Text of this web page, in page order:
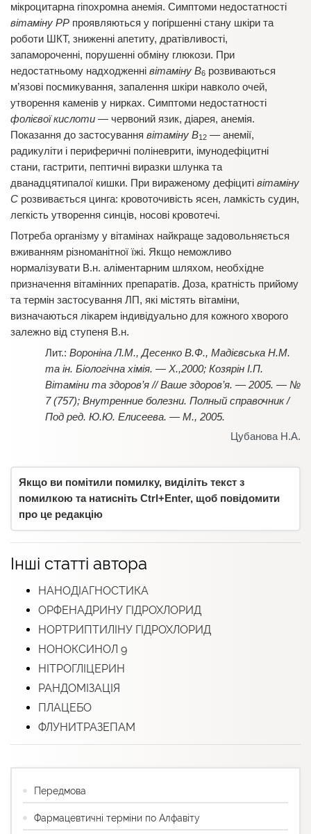
мікроцитарна гіпохромна анемія. Симптоми недостатності
вітаміну РР проявляються у погіршенні стану шкіри та
роботи ШКТ, зниженні апетиту, дратівливості,
запамороченні, порушенні обміну глюкози. При
недостатньому надходженні вітаміну В6 розвиваються
м’язові посмикування, запалення шкіри навколо очей,
утворення каменів у нирках. Симптоми недостатності
фолієвої кислоти — червоний язик, діарея, анемія.
Показання до застосування вітаміну В12 — анемії,
радикуліти і периферичні поліневрити, імунодефіцитні
стани, гастрити, пептичні виразки шлунка та
дванадцятипалої кишки. При вираженому дефіциті вітаміну
С розвивається цинга: кровоточивість ясен, ламкість судин,
легкість утворення синців, носові кровотечі.
Потреба організму у вітамінах найкраще задовольняється
вживанням різноманітної їжі. Якщо неможливо
нормалізувати В.н. аліментарним шляхом, необхідне
призначення вітамінних препаратів. Доза, кратність прийому
та термін застосування ЛП, які містять вітаміни,
визначаються лікарем індивідуально для кожного хворого
залежно від ступеня В.н.
Вороніна Л.М., Десенко В.Ф., Мадієвська Н.М.
та ін. Біологічна хімія. — Х.,2000; Козярін І.П.
Вітаміни та здоров’я // Ваше здоров’я. — 2005. — №
7 (757); Внутренние болезни. Полный справочник /
Под ред. Ю.Ю. Елисеева. — М., 2005.
Цубанова Н.А.
Якщо ви помітили помилку, виділіть текст з
помилкою та натисніть Ctrl+Enter, щоб повідомити
про це редакцію
Інші статті автора
НАНОДІАГНОСТИКА
ОРФЕНАДРИНУ ГІДРОХЛОРИД
НОРТРИПТИЛІНУ ГІДРОХЛОРИД
НОНОКСИНОЛ 9
НІТРОГЛІЦЕРИН
РАНДОМІЗАЦІЯ
ПЛАЦЕБО
ФЛУНИТРАЗЕПАМ
Передмова
Фармацевтичні терміни по Алфавіту